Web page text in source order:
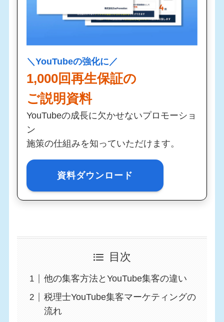
＼YouTubeの強化に／
1,000回再生保証の
ご説明資料
YouTubeの成長に欠かせないプロモーショ
ン
施策の仕組みを知っていただけます。
資料ダウンロード
目次
他の集客方法とYouTube集客の違い
税理士YouTube集客マーケティングの
流れ